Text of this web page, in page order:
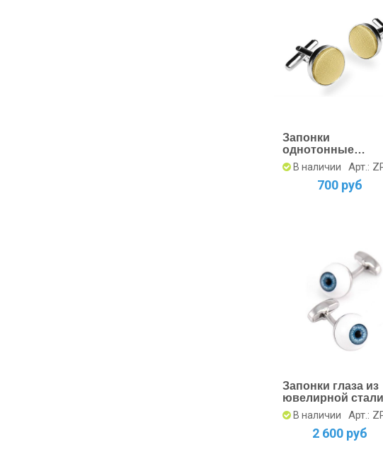
Запонки
однотонные
песочные
В наличии Арт.:
700 руб
Запонки глаза из
ювелирной стали
В наличии Арт.:
2 600 руб